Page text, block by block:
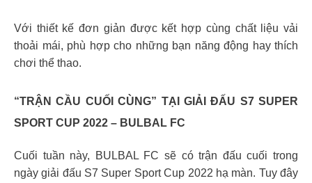
Với thiết kế đơn giản được kết hợp cùng chất liệu vải
thoải mái, phù hợp cho những bạn năng động hay thích
chơi thể thao.
“TRẬN CẦU CUỐI CÙNG” TẠI GIẢI ĐẤU S7 SUPER
SPORT CUP 2022 – BULBAL FC
Cuối tuần này, BULBAL FC sẽ có trận đấu cuối trong
ngày giải đấu S7 Super Sport Cup 2022 hạ màn. Tuy đây